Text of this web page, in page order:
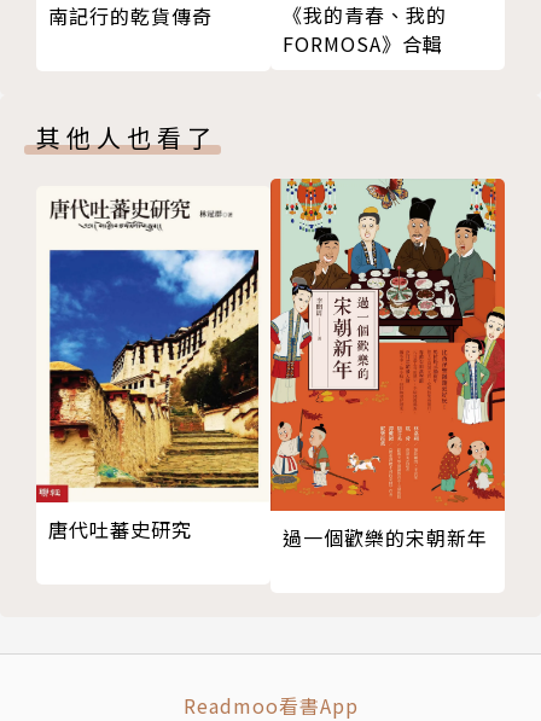
作者簡介
澳洲墨爾本大學進階新聞中心（Centre for Adva
ncing Journalism）高級講師，《重返天安門》（Th
e People’s Republic of Amnesia）作者。林慕蓮
的父親為新加坡華人，母親為英國人，曾在香港度過童
年。1989年時她在英國利茲大學（Leeds Universit
y）主修當代中國研究，於2003年起先後任職於英國廣
播公司（BBC）與美國全國公共廣播電台（NPR），
派駐北京和上海長達十年。
譯者簡介
廖珮杏
森《末日》、馮客《獨裁者養成之路》等書籍。
南記行的乾貨傳奇
《我的青春、我的
FORMOSA》合輯
其他人也看了
唐代吐蕃史研究 過一個歡樂的宋朝新年
Readmoo看書App